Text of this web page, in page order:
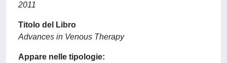
2011
Titolo del Libro
Advances in Venous Therapy
Appare nelle tipologie: